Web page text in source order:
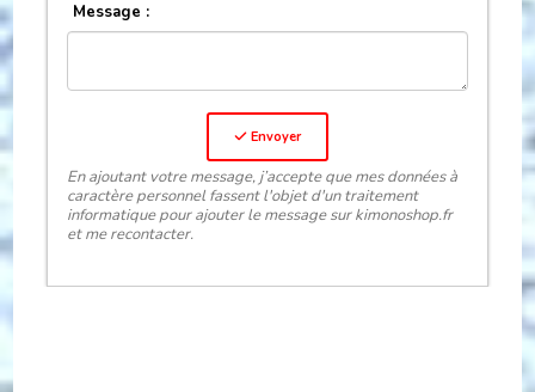
Message :
Envoyer
En ajoutant votre message, j’accepte que mes données à
caractère personnel fassent l'objet d'un traitement
informatique pour ajouter le message sur kimonoshop.fr
et me recontacter.